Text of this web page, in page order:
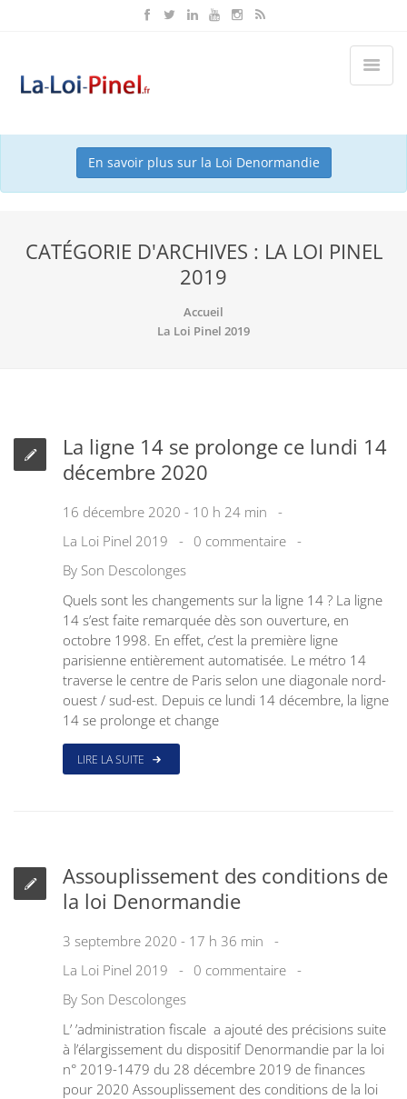
En savoir plus sur la Loi Denormandie
CATÉGORIE D'ARCHIVES : LA LOI PINEL
2019
Accueil
La Loi Pinel 2019
La ligne 14 se prolonge ce lundi 14
décembre 2020
16 décembre 2020 - 10 h 24 min
La Loi Pinel 2019
0 commentaire
By Son Descolonges
Quels sont les changements sur la ligne 14 ? La ligne
14 s’est faite remarquée dès son ouverture, en
octobre 1998. En effet, c’est la première ligne
parisienne entièrement automatisée. Le métro 14
traverse le centre de Paris selon une diagonale nord-
ouest / sud-est. Depuis ce lundi 14 décembre, la ligne
14 se prolonge et change
LIRE LA SUITE
Assouplissement des conditions de
la loi Denormandie
3 septembre 2020 - 17 h 36 min
La Loi Pinel 2019
0 commentaire
By Son Descolonges
L’ ’administration fiscale a ajouté des précisions suite
à l’élargissement du dispositif Denormandie par la loi
n° 2019-1479 du 28 décembre 2019 de finances
pour 2020 Assouplissement des conditions de la loi